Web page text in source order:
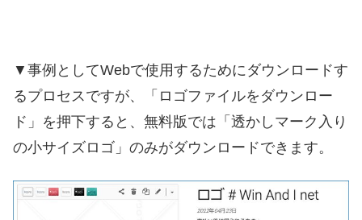
▼事例としてWebで使用するためにダウンロードす
るプロセスですが、「ロゴファイルをダウンロー
ド」を押下すると、無料版では「透かしマーク入り
の小サイズロゴ」のみがダウンロードできます。